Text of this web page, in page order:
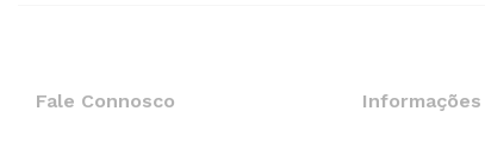
Fale Connosco Informações